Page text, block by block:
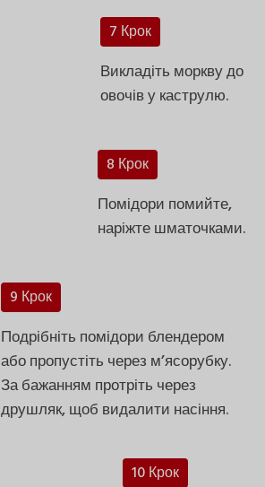
7 Крок
Викладіть моркву до
овочів у каструлю.
8 Крок
Помідори помийте,
наріжте шматочками.
9 Крок
Подрібніть помідори блендером
або пропустіть через м’ясорубку.
За бажанням протріть через
друшляк, щоб видалити насіння.
10 Крок